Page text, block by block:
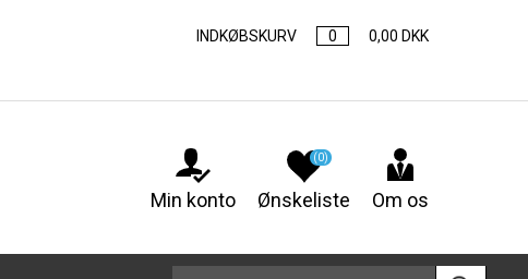
INDKØBSKURV 0 0,00 DKK
Min konto Ønskeliste
(0)
Om os